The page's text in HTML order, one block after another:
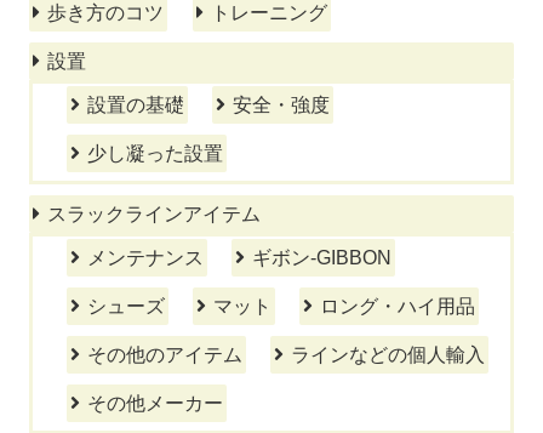
歩き方のコツ トレーニング
設置
設置の基礎 安全・強度
少し凝った設置
スラックラインアイテム
メンテナンス ギボン-GIBBON
シューズ マット ロング・ハイ用品
その他のアイテム ラインなどの個人輸入
その他メーカー